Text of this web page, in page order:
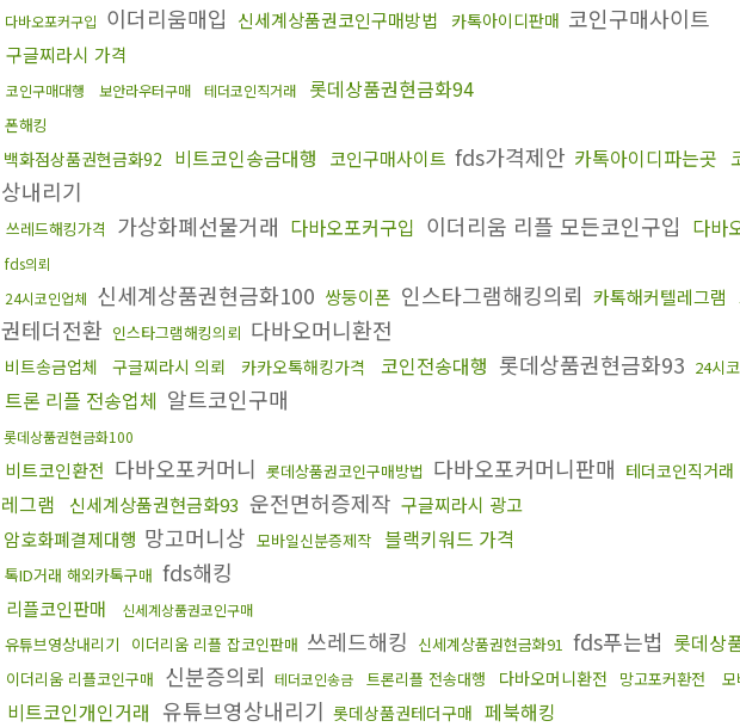
다바오포커구입 이더리움매입 신세계상품권코인구매방법 카톡아이디판매 코인구매사이트
구글찌라시 가격
코인구매대행 보안라우터구매 테더코인직거래 롯데상품권현금화94
폰해킹
백화점상품권현금화92 비트코인송금대행 코인구매사이트 fds가격제안 카톡아이디파는곳
상내리기
쓰레드해킹가격 가상화폐선물거래 다바오포커구입 이더리움 리플 모든코인구입 다바
fds의뢰
24시코인업체 신세계상품권현금화100 쌍둥이폰 인스타그램해킹의뢰 카톡해커텔레그램
권테더전환 인스타그램해킹의뢰 다바오머니환전
비트송금업체 구글찌라시 의뢰 카카오톡해킹가격 코인전송대행 롯데상품권현금화93 24시
트론 리플 전송업체 알트코인구매
롯데상품권현금화100
비트코인환전 다바오포커머니 롯데상품권코인구매방법 다바오포커머니판매 테더코인직거래
레그램
신세계상품권현금화93 운전면허증제작 구글찌라시 광고
암호화폐결제대행 망고머니상 모바일신분증제작 블랙키워드 가격
톡ID거래 해외카톡구매 fds해킹
리플코인판매 신세계상품권코인구매
유튜브영상내리기 이더리움 리플 잡코인판매 쓰레드해킹 신세계상품권현금화91 fds푸는법 롯데상
이더리움 리플코인구매 신분증의뢰 테더코인송금 트론리플 전송대행 다바오머니환전 망고포커환전
비트코인개인거래 유튜브영상내리기 롯데상품권테더구매 페북해킹